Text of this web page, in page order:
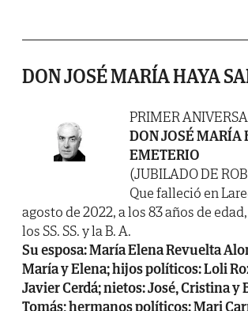
DON JOSÉ MARÍA HAYA
PRIMER
DON JOSÉ MARÍA
EMETERIO
(JUBILADO DE
Que falleció en
agosto de 2022, a los 83 años de
los SS. SS. y la B. A.
Su esposa: María Elena Revuelta
María y Elena; hijos políticos: Loli
Javier Cerdá; nietos: José, Cristina
Tomás; hermanos políticos: Mari